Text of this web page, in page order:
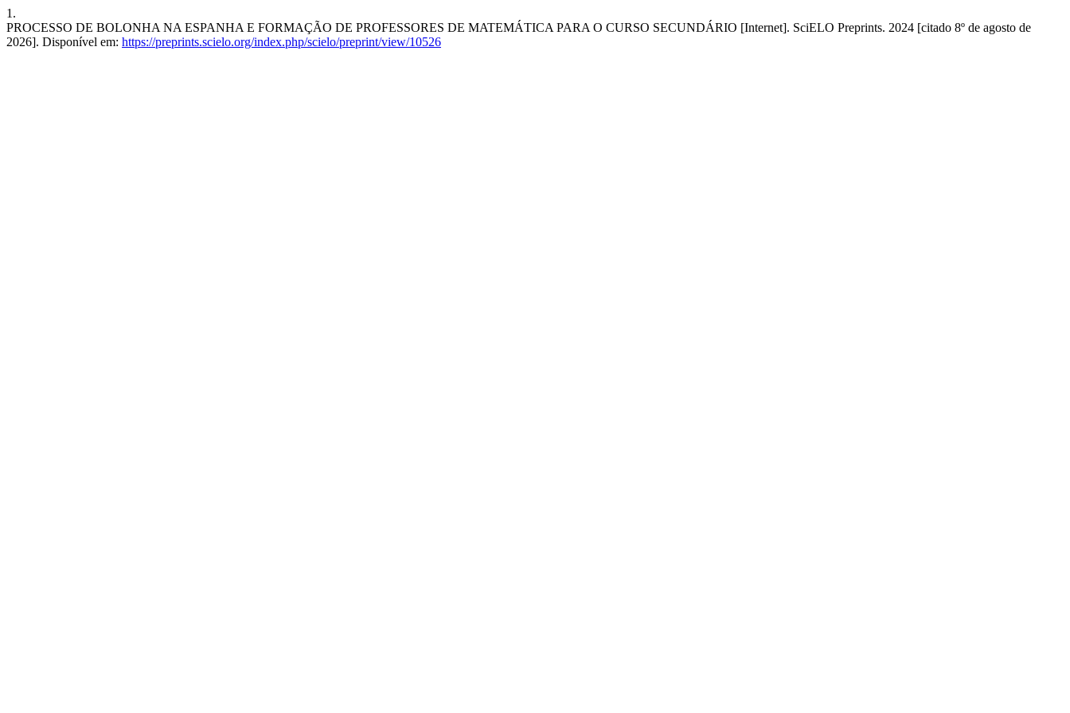
1.
PROCESSO DE BOLONHA NA ESPANHA E FORMAÇÃO DE PROFESSORES DE MATEMÁTICA PARA O CURSO SECUNDÁRIO [Internet]. SciELO Preprints. 2024 [citado 8º de agosto de
2026]. Disponível em: https://preprints.scielo.org/index.php/scielo/preprint/view/10526